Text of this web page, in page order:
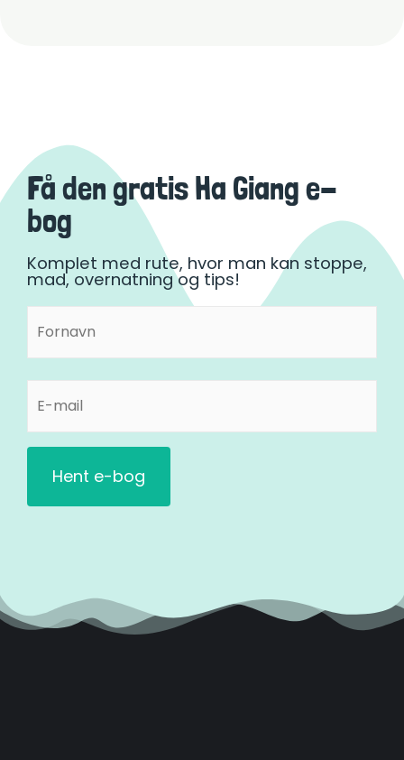
Få den gratis Ha Giang e-
bog
Komplet med rute, hvor man kan stoppe,
mad, overnatning og tips!
Fornavn
(Påkrævet)